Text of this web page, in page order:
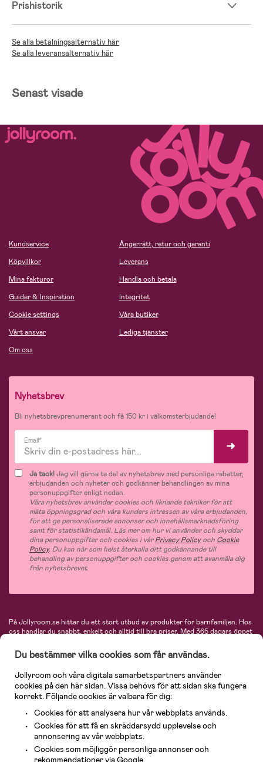
Prishistorik
Se alla betalningsalternativ här
Se alla leveransalternativ här
Senast visade
Kundservice
Köpvillkor
Mina fakturor
Guider & Inspiration
Cookie settings
Vårt ansvar
Om oss
Ångerrätt, retur och garanti
Leverans
Handla och betala
Integritet
Våra butiker
Lediga tjänster
Nyhetsbrev
Bli nyhetsbrevprenumerant och få 150 kr i välkomsterbjudande!
Email*
Ja tack!Jag vill gärna ta del av nyhetsbrev med personliga rabatter,
erbjudanden och nyheter och godkänner behandlingen av mina
personuppgifter enligt nedan.
Våra nyhetsbrev använder cookies och liknande tekniker för att
mäta öppningsgrad och våra kunders intressen av våra erbjudanden,
för att ge personaliserade annonser och innehållsmarknadsföring
samt för statistikändamål. Läs mer om hur vi använder och skyddar
dina personuppgifter och cookies i vårPrivacy Policyoch Cookie
Policy. Du kan när som helst återkalla ditt godkännande till
behandling av personuppgifter och cookies genom att avanmäla dig
från nyhetsbrevet.
På Jollyroom.se hittar du ett stort utbud av produkter för barnfamiljen. Hos
oss handlar du snabbt, enkelt och alltid till bra priser. Med 365 dagars öppet
hos oss. I vårt sortiment hittar du barnvagnar, bilstolar, kläder för barn och
baby, produkter för mamman, massor av inspirerande inredning, leksaker,
varumärken så som Britax, Maxi-Cosi, Baby Jogger, BabyBjörn, Didriksons,
KidKraft, Ergobaby, Philips Avent, Neonate, Cybex, LEGO och många fler.
Välkommen in och kika runt i Nordens största barn- och babybutik på nätet!
Du bestämmer vilka cookies som får användas.
Jollyroom och våra digitala samarbetspartners använder
cookies på den här sidan. Vissa behövs för att sidan ska fungera
korrekt. Följande cookies är valbara för dig:
Cookies för att analysera hur vår webbplats används.
Cookies för att få en skräddarsydd upplevelse och
annonsering av vår webbplats.
Cookies som möjliggör personliga annonser och
rekommendationer via Google.